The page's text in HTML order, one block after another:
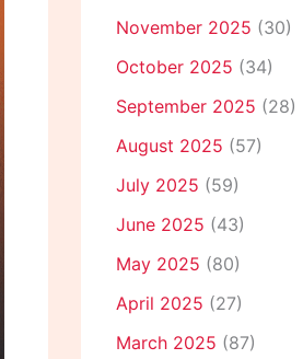
November 2025 (30)
October 2025 (34)
September 2025 (28)
August 2025 (57)
July 2025 (59)
June 2025 (43)
May 2025 (80)
April 2025 (27)
March 2025 (87)